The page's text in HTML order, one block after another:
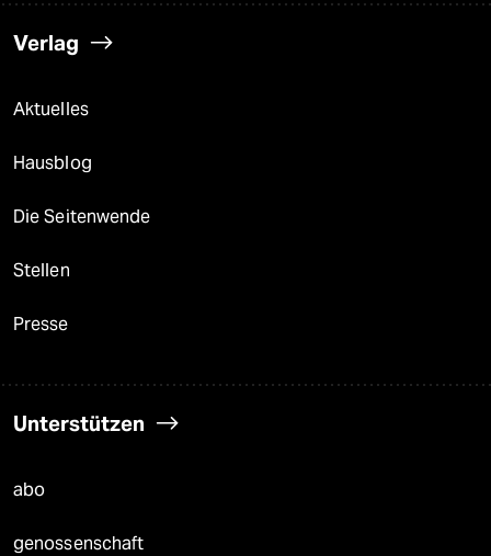
Verlag
Aktuelles
Hausblog
Die Seitenwende
Stellen
Presse
Unterstützen
abo
genossenschaft